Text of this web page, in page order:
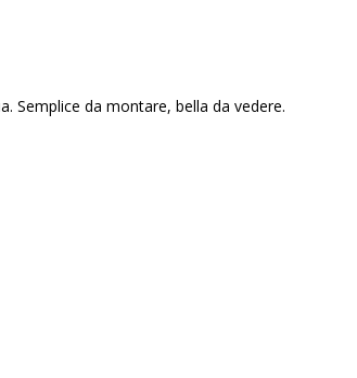
Semplice da montare, bella da vedere.